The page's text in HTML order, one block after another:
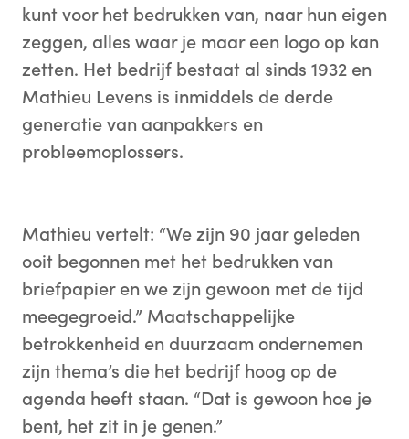
kunt voor het bedrukken van, naar hun eigen
zeggen, alles waar je maar een logo op kan
zetten. Het bedrijf bestaat al sinds 1932 en
Mathieu Levens is inmiddels de derde
generatie van aanpakkers en
probleemoplossers.
Mathieu vertelt: “We zijn 90 jaar geleden
ooit begonnen met het bedrukken van
briefpapier en we zijn gewoon met de tijd
meegegroeid.” Maatschappelijke
betrokkenheid en duurzaam ondernemen
zijn thema’s die het bedrijf hoog op de
agenda heeft staan. “Dat is gewoon hoe je
bent, het zit in je genen.”